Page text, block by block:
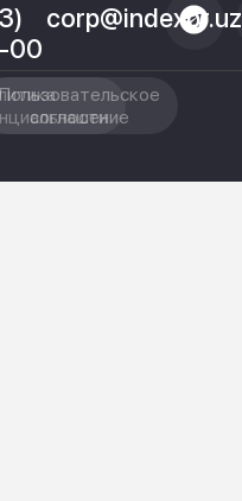
00
corp@indexpr.uz
Пользовательское
соглашение